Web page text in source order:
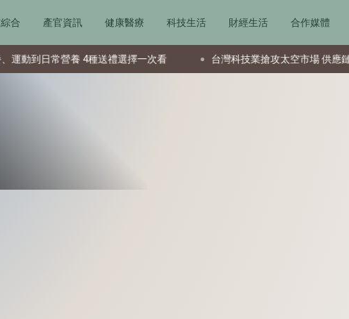
合 產官資訊 健康醫療 科技生活 財經生活 合作媒體
常營養 4種送禮選擇一次看 台灣科技業搶攻太空市場 供應鏈成全球